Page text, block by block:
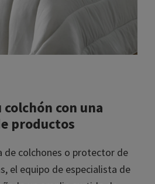
con una
productos
de colchones o protector de
el equipo de especialista